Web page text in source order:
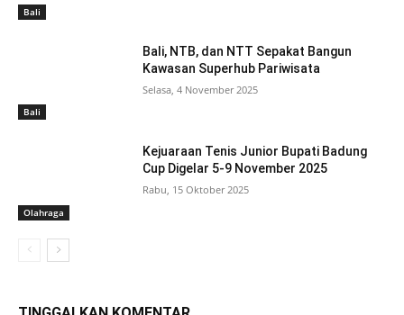
Bali
Bali
Bali, NTB, dan NTT Sepakat Bangun
Kawasan Superhub Pariwisata
Selasa, 4 November 2025
Olahraga
Kejuaraan Tenis Junior Bupati Badung
Cup Digelar 5-9 November 2025
Rabu, 15 Oktober 2025